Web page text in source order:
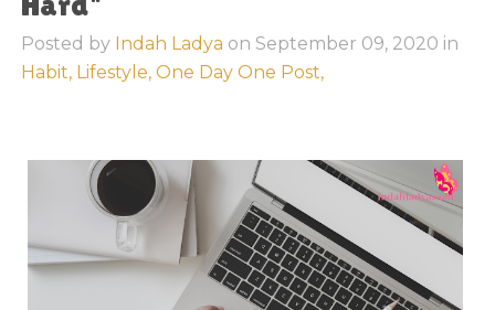
Posted by Indah Ladya on September 09, 2020 in
Habit, Lifestyle,One Day One Post,